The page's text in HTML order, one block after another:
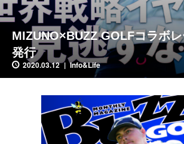
MIZUNO×BUZZ GOLFコラボ
発行
2020.03.12 Info&Life